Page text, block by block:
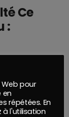
Ce
:
pour
en
répétées. En
à l'utilisation